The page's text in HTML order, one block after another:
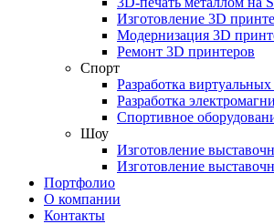
Изготовление 3D
Модернизация 3D
Ремонт 3D принтеров
Спорт
Разработка
Разработка
Спортивное
Шоу
Изготовление
Изготовление
Портфолио
О компании
Контакты